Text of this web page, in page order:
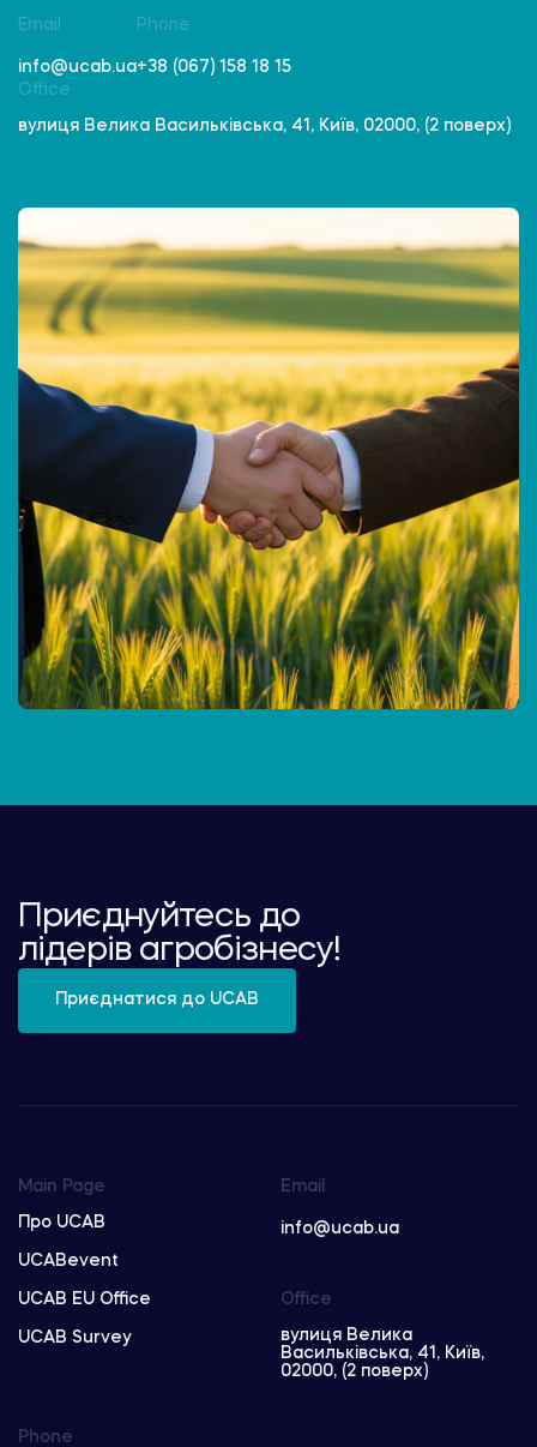
Email
info@ucab.ua
Phone
+38 (067) 158 18 15
Office
вулиця Велика Васильківська, 41, Київ, 02000, (2 поверх)
Приєднуйтесь до
лідерів агробізнесу!
Приєднатися до UCAB
Main Page
Про UCAB
UCABevent
UCAB EU Office
UCAB Survey
Email
info@ucab.ua
Phone
Office
вулиця Велика
Васильківська, 41, Київ,
02000, (2 поверх)